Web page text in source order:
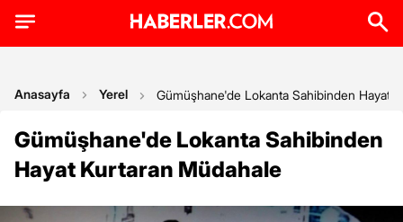
Anasayfa Yerel Gümüşhane'de Lokanta Sahibinden Hayat
Gümüşhane'de Lokanta Sahibinden
Hayat Kurtaran Müdahale